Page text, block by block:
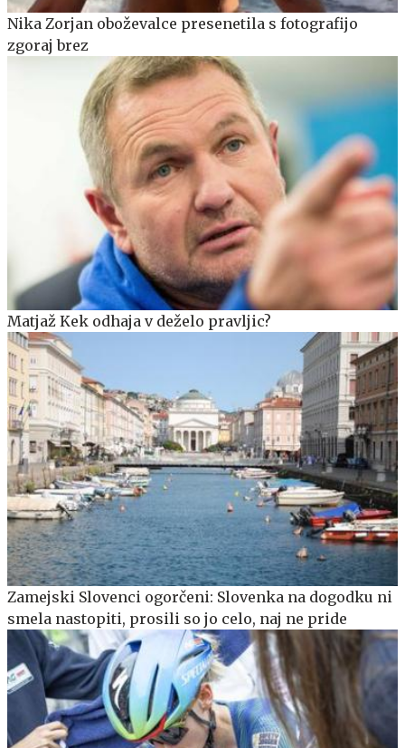
Nika Zorjan oboževalce presenetila s fotografijo
zgoraj brez
Matjaž Kek odhaja v deželo pravljic?
Zamejski Slovenci ogorčeni: Slovenka na dogodku ni
smela nastopiti, prosili so jo celo, naj ne pride